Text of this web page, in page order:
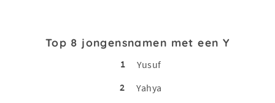
Top 8 jongensnamen met een Y
1
Yusuf
2
Yahya